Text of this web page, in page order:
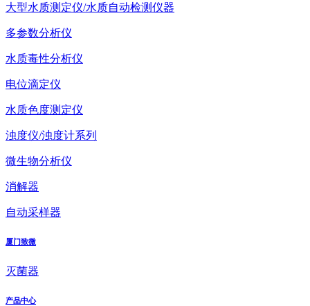
大型水质测定仪/水质自动检测仪器
多参数分析仪
水质毒性分析仪
电位滴定仪
水质色度测定仪
浊度仪/浊度计系列
微生物分析仪
消解器
自动采样器
厦门致微
灭菌器
产品中心